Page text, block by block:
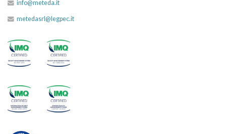
info@meteda.it
metedasrl@legpec.it